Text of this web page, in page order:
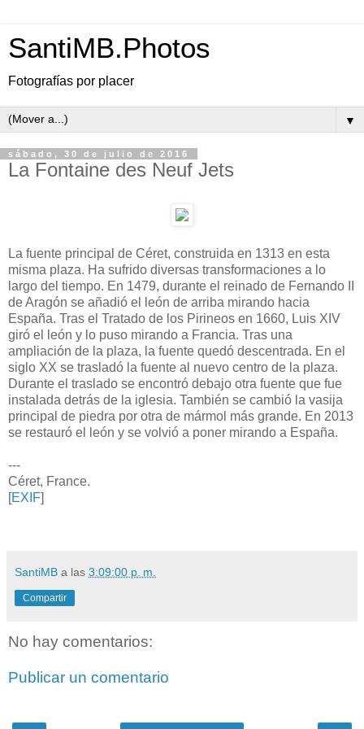
SantiMB.Photos
Fotografías por placer
▼
sábado, 30 de julio de 2016
La Fontaine des Neuf Jets
La fuente principal de Céret, construida en 1313 en esta
misma plaza. Ha sufrido diversas transformaciones a lo
largo del tiempo. En 1479, durante el reinado de Fernando II
de Aragón se añadió el león de arriba mirando hacia
España. Tras el Tratado de los Pirineos en 1660, Luis XIV
giró el león y lo puso mirando a Francia. Tras una
ampliación de la plaza, la fuente quedó descentrada. En el
siglo XX se trasladó la fuente al nuevo centro de la plaza.
Durante el traslado se encontró debajo otra fuente que fue
instalada detrás de la iglesia. También se cambió la vasija
principal de piedra por otra de mármol más grande. En 2013
se restauró el león y se volvió a poner mirando a España.
---
Céret, France.
[EXIF]
SantiMB a las 3:09:00 p. m.
Compartir
No hay comentarios:
Publicar un comentario